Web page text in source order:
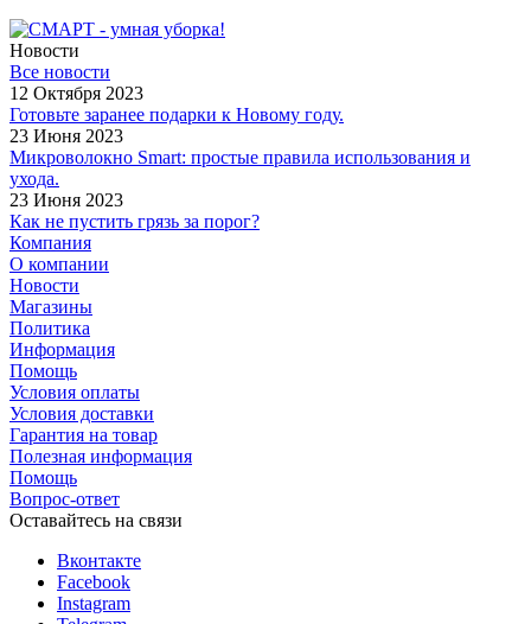
Новости
Все новости
12 Октября 2023
Готовьте заранее подарки к Новому году.
23 Июня 2023
Микроволокно Smart: простые правила использования и
ухода.
23 Июня 2023
Как не пустить грязь за порог?
Компания
О компании
Новости
Магазины
Политика
Информация
Помощь
Условия оплаты
Условия доставки
Гарантия на товар
Полезная информация
Помощь
Вопрос-ответ
Оставайтесь на связи
Вконтакте
Facebook
Instagram